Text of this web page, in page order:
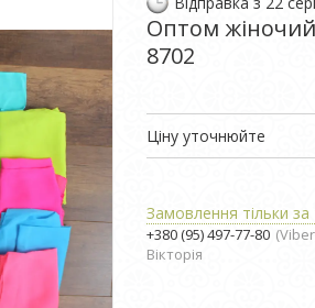
Оптом
8702
Ціну уточнюйте
Замовлення тільки
+380 (95) 497-77-80 Viber
Вікторія